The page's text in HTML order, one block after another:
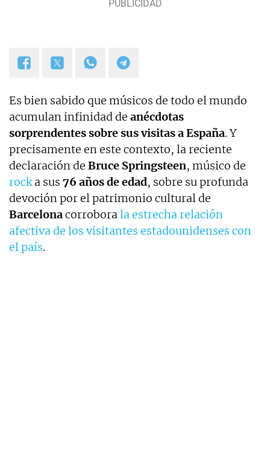
Es bien sabido que músicos de todo el mundo
acumulan infinidad de anécdotas
sorprendentes sobre sus visitas a España. Y
precisamente en este contexto, la reciente
declaración de Bruce Springsteen, músico de
rocka sus 76 años de edad, sobre su profunda
devoción por el patrimonio cultural de
Barcelonacorroborala estrecha relación
afectiva de los visitantes estadounidenses con
el país.